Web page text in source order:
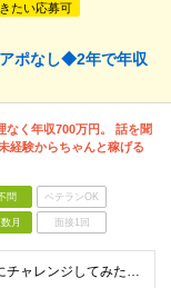
たい応募可
ポなし◆2年で年収
なく年収700万円。 話を聞
経験からちゃんと稼げる
問 ベテランOK
月 面接1回
【 完全未経験歓迎！ 営業にチャレンジしてみたい方歓迎 】 ◆学歴・経歴不問 ◆第二新卒歓迎 ◆人物重視の採用です！ ▼こんな方はぜひご応募ください ◎誠実な姿勢を持った方 ◎素直な方 ◎思いやり